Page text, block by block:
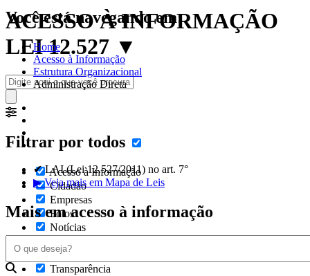
ACESSO À INFORMAÇÃO
LEI 12.527 ▼
Filtrar por todos
Acesso à Informação
Cidadão
Empresas
Fotos
Notícias
Servidor
Transparência
Você está navegando em:
Home
Acesso à Informação
Estrutura Organizacional
Administração Direta
✔ LAI (Lei 12.527/2011) no art. 7°
▶ Veja mais em Mapa de Leis
Mais em acesso à informação